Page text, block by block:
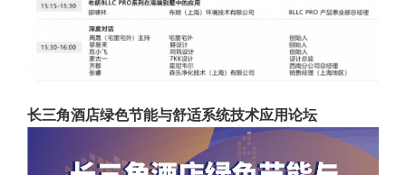
长三角酒店绿色节能与舒适系统技术应用论坛